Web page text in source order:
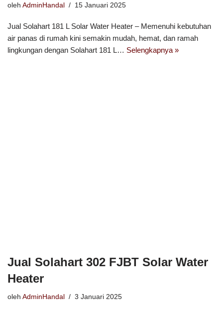
oleh AdminHandal 15 Januari 2025
Jual Solahart 181 L Solar Water Heater – Memenuhi kebutuhan
air panas di rumah kini semakin mudah, hemat, dan ramah
lingkungan dengan Solahart 181 L… Selengkapnya »
Jual Solahart 302 FJBT Solar Water
Heater
oleh AdminHandal 3 Januari 2025